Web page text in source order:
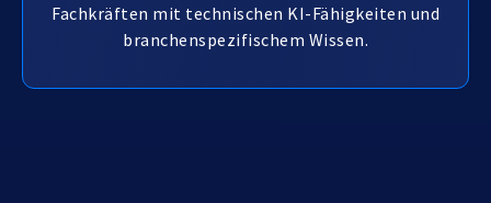
Fachkräften mit technischen KI-Fähigkeiten und
branchenspezifischem Wissen.